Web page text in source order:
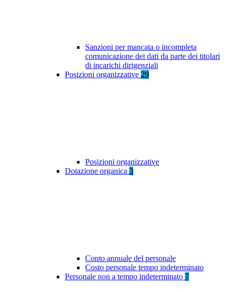
Sanzioni per mancata o incompleta
comunicazione dei dati da parte dei titolari
di incarichi dirigenziali
Posizioni organizzative 29
Posizioni organizzative
Dotazione organica 3
Conto annuale del personale
Costo personale tempo indeterminato
Personale non a tempo indeterminato 7